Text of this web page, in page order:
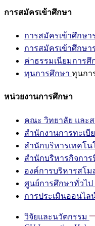
การสมัครเข้าศึกษา
การสมัครเข้าศึกษ
การสมัครเข้าศึกษ
ค่าธรรมเนียมการศึ
ทุนการศึกษา ทุนกา
หน่วยงานการศึกษา
คณะ วิทยาลัย และ
สำนักงานการทะเบี
สำนักบริหารเทคโน
สำนักบริหารกิจกา
องค์การบริหารสโ
ศูนย์การศึกษาทั่วไป
การประเมินออนไล
วิจัยและนวัตกรรม